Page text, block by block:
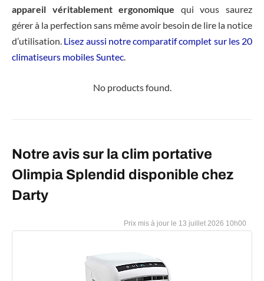
appareil véritablement ergonomique qui vous saurez
gérer à la perfection sans même avoir besoin de lire la notice
d’utilisation. Lisez aussi notre comparatif complet sur les 20
climatiseurs mobiles Suntec.
No products found.
Notre avis sur la clim portative
Olimpia Splendid disponible chez
Darty
13 juillet 2026 10h00